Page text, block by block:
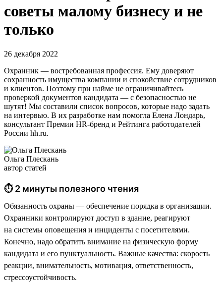
советы малому бизнесу и не
только
26 декабря 2022
Охранник — востребованная профессия. Ему доверяют
сохранность имущества компании и спокойствие сотрудников
и клиентов. Поэтому при найме не ограничивайтесь
проверкой документов кандидата — с безопасностью не
шутят! Мы составили список вопросов, которые надо задать
на интервью. В их разработке нам помогла Елена Лондарь,
консультант Премии HR-бренд и Рейтинга работодателей
России hh.ru.
Ольга Плескань
автор статей
⏱ 2 минуты полезного чтения
Обязанность охраны — обеспечение порядка в организации.
Охранники контролируют доступ в здание, реагируют
на системы оповещения и инциденты с посетителями.
Конечно, надо обратить внимание на физическую форму
кандидата и его пунктуальность. Важные качества: скорость
реакции, внимательность, мотивация, ответственность,
стрессоустойчивость.